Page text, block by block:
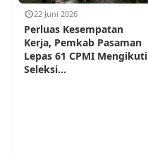
22 Juni 2026
Perluas Kesempatan
Kerja, Pemkab Pasaman
Lepas 61 CPMI Mengikuti
Seleksi...